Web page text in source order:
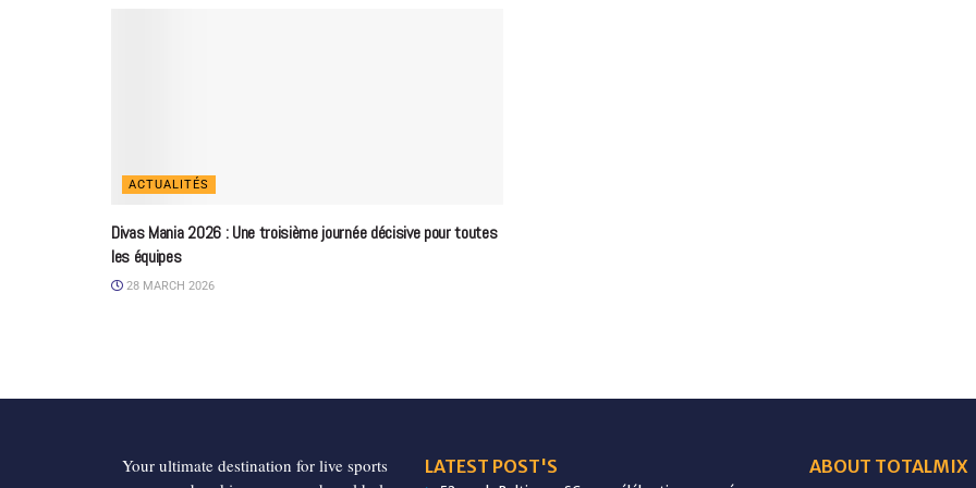
ACTUALITÉS
Divas Mania 2026 : Une troisième journée décisive pour toutes
les équipes
28 MARCH 2026
Your ultimate destination for live sports
LATEST POST'S ABOUT TOTALMIX